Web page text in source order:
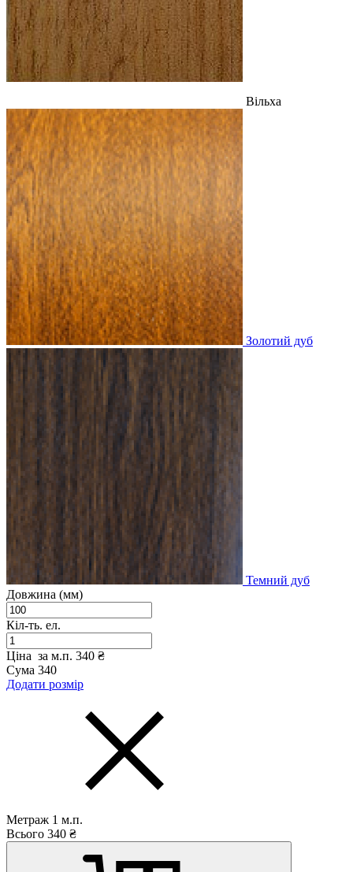
Вільха
Золотий дуб
Темний дуб
Довжина (мм)
Кіл-ть. ел.
Ціна за м.п. 340 ₴
Сума 340
Додати розмір
Метраж 1 м.п.
Всього 340 ₴